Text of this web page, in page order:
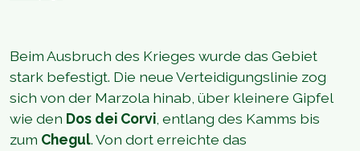
Beim Ausbruch des Krieges wurde das Gebiet
stark befestigt. Die neue Verteidigungslinie zog
sich von der Marzola hinab, über kleinere Gipfel
wie den Dos dei Corvi , entlang des Kamms bis
zum Chegul. Von dort erreichte das